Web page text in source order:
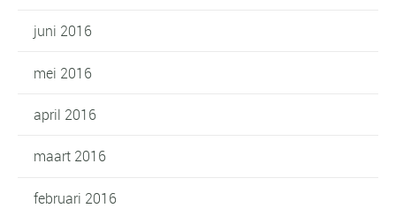
juni 2016
mei 2016
april 2016
maart 2016
februari 2016